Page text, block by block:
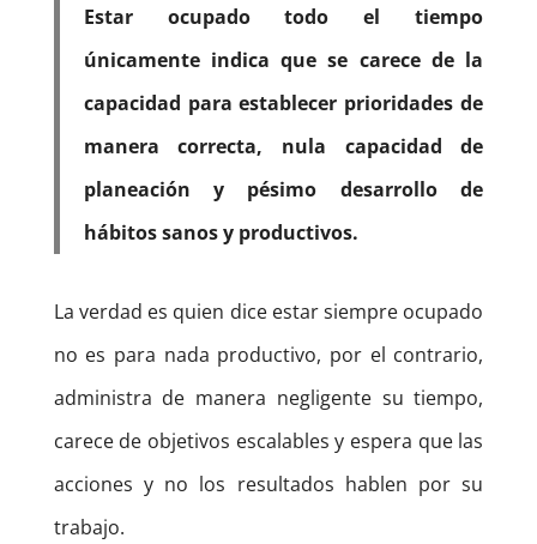
Estar ocupado todo el tiempo
únicamente indica que se carece de la
capacidad para establecer prioridades de
manera correcta, nula capacidad de
planeación y pésimo desarrollo de
hábitos sanos y productivos.
La verdad es quien dice estar siempre ocupado
no es para nada productivo, por el contrario,
administra de manera negligente su tiempo,
carece de objetivos escalables y espera que las
acciones y no los resultados hablen por su
trabajo.